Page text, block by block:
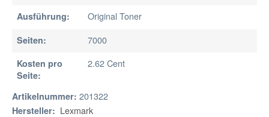
Ausführung: Original Toner
Seiten: 7000
Kosten pro
Seite:
2.62 Cent
Artikelnummer: 201322
Hersteller: Lexmark